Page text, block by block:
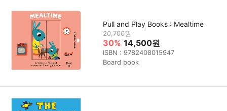
Pull and Play Books : Mealtime
20,700원
30% 14,500원
ISBN : 9782408015947
Board book